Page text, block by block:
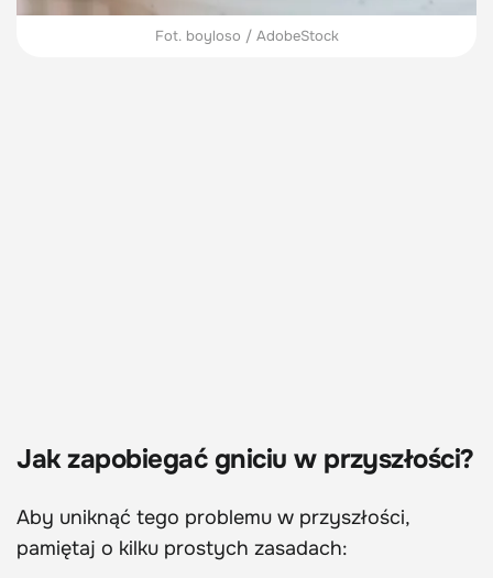
Fot. boyloso / AdobeStock
Jak zapobiegać gniciu w przyszłości?
Aby uniknąć tego problemu w przyszłości,
pamiętaj o kilku prostych zasadach: